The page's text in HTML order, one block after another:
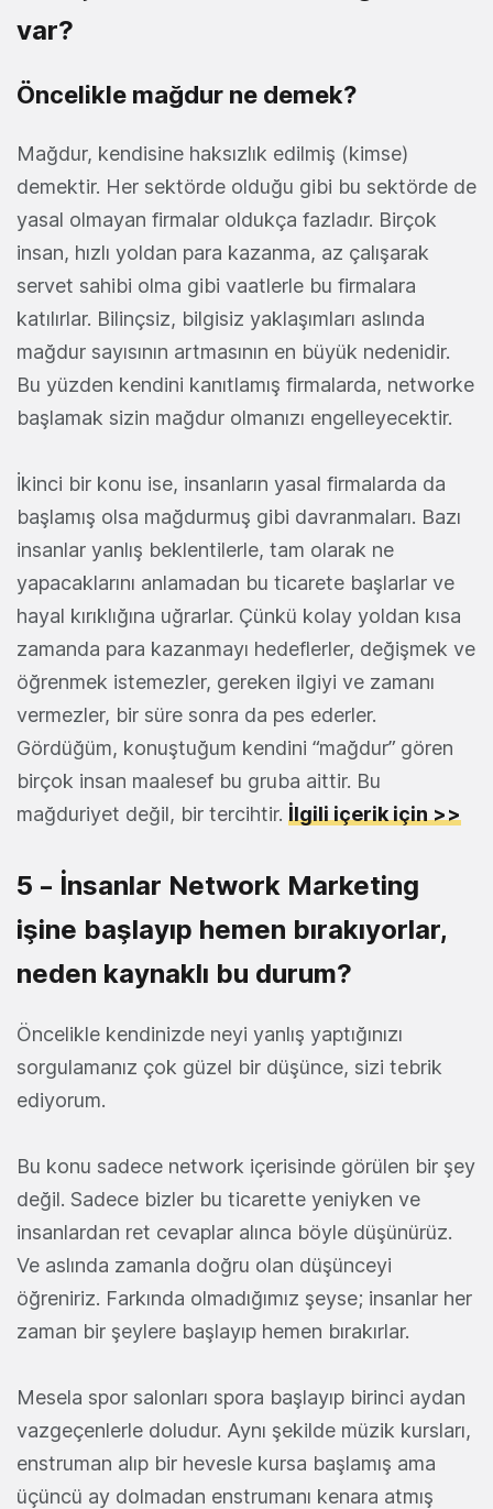
var?
Öncelikle mağdur ne demek?
Mağdur, kendisine haksızlık edilmiş (kimse)
demektir. Her sektörde olduğu gibi bu sektörde de
yasal olmayan firmalar oldukça fazladır. Birçok
insan, hızlı yoldan para kazanma, az çalışarak
servet sahibi olma gibi vaatlerle bu firmalara
katılırlar. Bilinçsiz, bilgisiz yaklaşımları aslında
mağdur sayısının artmasının en büyük nedenidir.
Bu yüzden kendini kanıtlamış firmalarda, networke
başlamak sizin mağdur olmanızı engelleyecektir.
İkinci bir konu ise, insanların yasal firmalarda da
başlamış olsa mağdurmuş gibi davranmaları. Bazı
insanlar yanlış beklentilerle, tam olarak ne
yapacaklarını anlamadan bu ticarete başlarlar ve
hayal kırıklığına uğrarlar. Çünkü kolay yoldan kısa
zamanda para kazanmayı hedeflerler, değişmek ve
öğrenmek istemezler, gereken ilgiyi ve zamanı
vermezler, bir süre sonra da pes ederler.
Gördüğüm, konuştuğum kendini “mağdur” gören
birçok insan maalesef bu gruba aittir. Bu
mağduriyet değil, bir tercihtir. İlgili içerik için >>
5 – İnsanlar Network Marketing
işine başlayıp hemen bırakıyorlar,
neden kaynaklı bu durum?
Öncelikle kendinizde neyi yanlış yaptığınızı
sorgulamanız çok güzel bir düşünce, sizi tebrik
ediyorum.
Bu konu sadece network içerisinde görülen bir şey
değil. Sadece bizler bu ticarette yeniyken ve
insanlardan ret cevaplar alınca böyle düşünürüz.
Ve aslında zamanla doğru olan düşünceyi
öğreniriz. Farkında olmadığımız şeyse; insanlar her
zaman bir şeylere başlayıp hemen bırakırlar.
Mesela spor salonları spora başlayıp birinci aydan
vazgeçenlerle doludur. Aynı şekilde müzik kursları,
enstruman alıp bir hevesle kursa başlamış ama
üçüncü ay dolmadan enstrumanı kenara atmış